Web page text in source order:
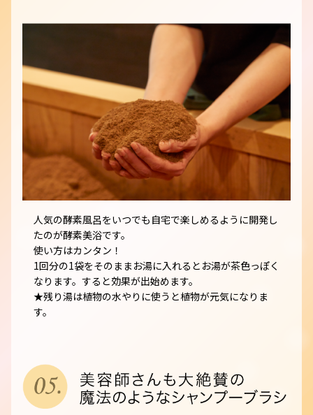
人気の酵素風呂をいつでも自宅で楽しめるように開発し
たのが酵素美浴です。
使い方はカンタン！
1回分の1袋をそのままお湯に入れるとお湯が茶色っぽく
なります。すると効果が出始めます。
★残り湯は植物の水やりに使うと植物が元気になりま
す。